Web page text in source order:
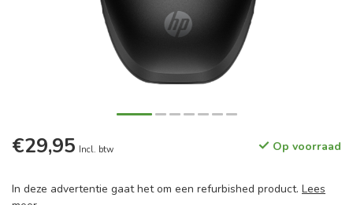
€29,95 Incl. btw Op voorraad
In deze advertentie gaat het om een refurbished product. Lees